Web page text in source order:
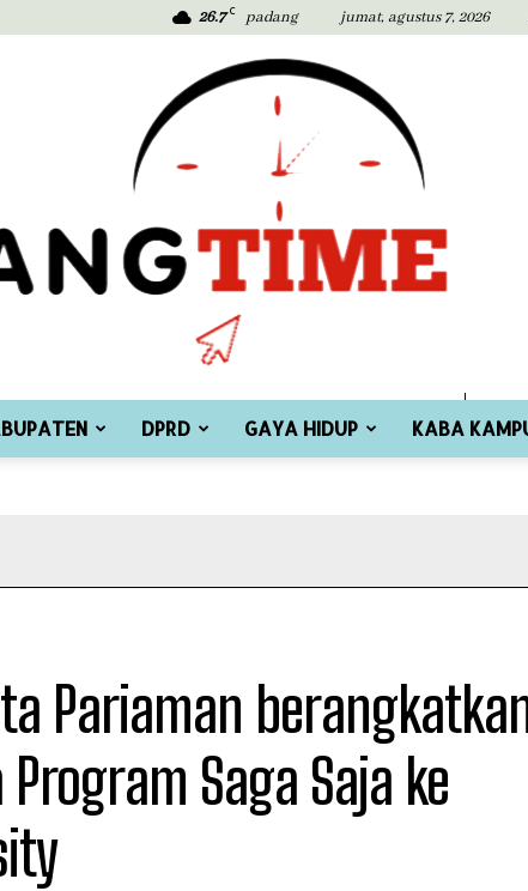
26.7 C padang jumat, agustus 7, 2026
DPRD GAYA HIDUP KABA
Pariaman
Saga Saja ke